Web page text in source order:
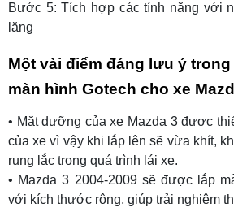
Bước 5: Tích hợp các tính năng với
lăng
Một vài điểm đáng lưu ý
màn hình Gotech cho xe
• Mặt dưỡng của xe Mazda 3 được
của xe vì vậy khi lắp lên sẽ vừa khít,
rung lắc trong quá trình lái xe.
• Mazda 3 2004-2009 sẽ được lắp
với kích thước rộng, giúp trải nghiệm